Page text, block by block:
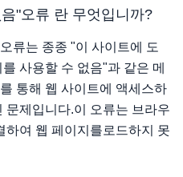
"오류 란 무엇입니까?
류는 종종 "이 사이트에 도
사용할 수 없음"과 같은 메
통해 웹 사이트에 액세스하
문제입니다.이 오류는 브라우
하여 웹 페이지를로드하지 못